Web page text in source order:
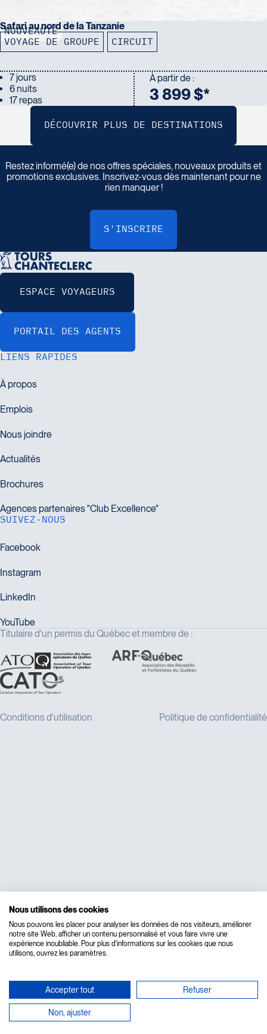
NOUVEAUTÉ
Safari au nord de la Tanzanie
VOYAGE DE GROUPE CIRCUIT
7 jours
6 nuits
17 repas
À partir de :
3 899 $*
Insc ivez vous à n o tre inf lettre
Restez informé(e) de nos offres spéciales, nouveaux produits et
promotions exclusives. Inscrivez-vous dès maintenant pour ne
rien manquer !
LIENS RAPIDES
SUIVEZ-NOUS
Titulaire d'un permis du Québec et membre de :
Nous utilisons des cookies
Nous pouvons les placer pour analyser les données de nos visiteurs, améliorer
notre site Web, afficher un contenu personnalisé et vous faire vivre une
expérience inoubliable. Pour plus d'informations sur les cookies que nous
utilisons, ouvrez les paramètres.
Accepter tout Refuser
Non, ajuster